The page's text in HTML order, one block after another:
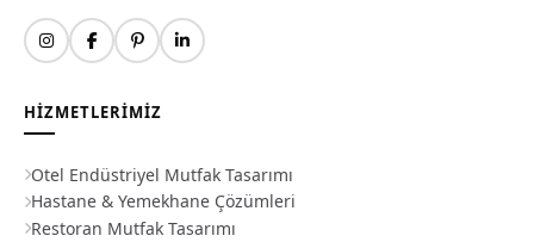
HIZMETLERIMIZ
Otel Endüstriyel Mutfak Tasarımı
Hastane & Yemekhane Çözümleri
Restoran Mutfak Tasarımı